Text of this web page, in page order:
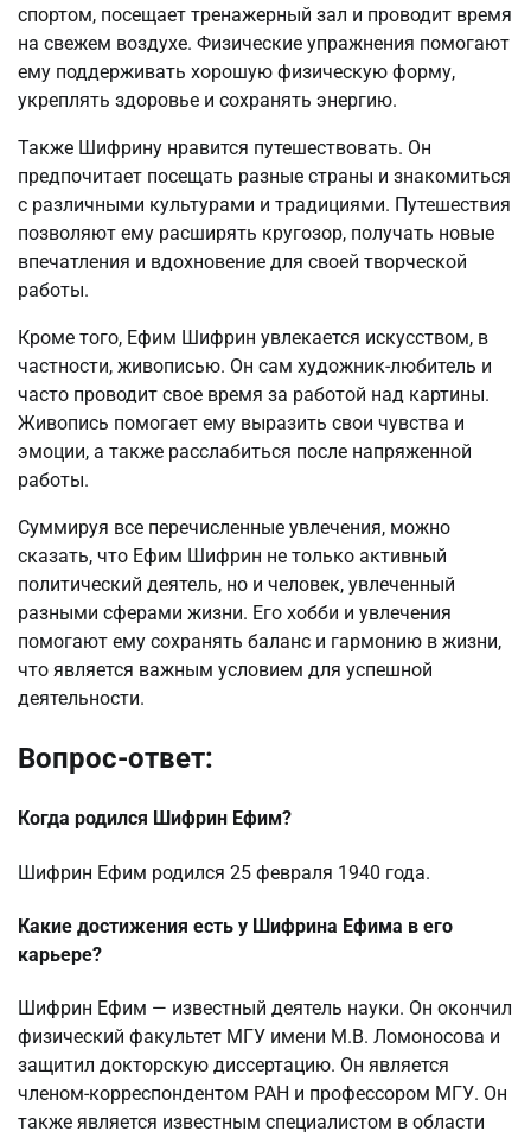
спортом, посещает тренажерный зал и проводит время
на свежем воздухе. Физические упражнения помогают
ему поддерживать хорошую физическую форму,
укреплять здоровье и сохранять энергию.
Также Шифрину нравится путешествовать. Он
предпочитает посещать разные страны и знакомиться
с различными культурами и традициями. Путешествия
позволяют ему расширять кругозор, получать новые
впечатления и вдохновение для своей творческой
работы.
Кроме того, Ефим Шифрин увлекается искусством, в
частности, живописью. Он сам художник-любитель и
часто проводит свое время за работой над картины.
Живопись помогает ему выразить свои чувства и
эмоции, а также расслабиться после напряженной
работы.
Суммируя все перечисленные увлечения, можно
сказать, что Ефим Шифрин не только активный
политический деятель, но и человек, увлеченный
разными сферами жизни. Его хобби и увлечения
помогают ему сохранять баланс и гармонию в жизни,
что является важным условием для успешной
деятельности.
Вопрос-ответ:
Когда родился Шифрин Ефим?
Шифрин Ефим родился 25 февраля 1940 года.
Какие достижения есть у Шифрина Ефима в его
карьере?
Шифрин Ефим — известный деятель науки. Он окончил
физический факультет МГУ имени М.В. Ломоносова и
защитил докторскую диссертацию. Он является
членом-корреспондентом РАН и профессором МГУ. Он
также является известным специалистом в области